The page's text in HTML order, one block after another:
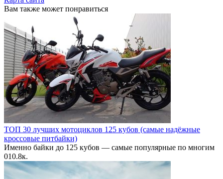
Вам также может понравиться
ТОП 30 лучших мотоциклов 125 кубов (самые надёжные
кроссовые питбайки)
Именно байки до 125 кубов — самые популярные по многим
010.8к.